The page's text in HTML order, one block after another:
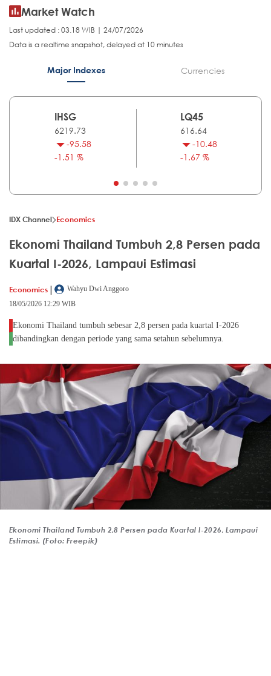
Market Watch
Last updated : 03.18 WIB | 24/07/2026
Data is a realtime snapshot, delayed at 10 minutes
Major Indexes Currencies
IHSG
6219.73
-95.58
-1.51 %
LQ45
616.64
-10.48
-1.67 %
IDX Channel Economics
Ekonomi Thailand Tumbuh 2,8 Persen pada
Kuartal I-2026, Lampaui Estimasi
Economics |
Wahyu Dwi Anggoro
18/05/2026 12:29 WIB
Ekonomi Thailand tumbuh sebesar 2,8 persen pada kuartal I-2026
dibandingkan dengan periode yang sama setahun sebelumnya.
Ekonomi Thailand Tumbuh 2,8 Persen pada Kuartal I-2026, Lampaui
Estimasi. (Foto: Freepik)